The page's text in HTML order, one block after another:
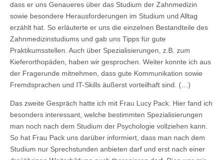
dass er uns Genaueres über das Studium der Zahnmedizin
sowie besondere Herausforderungen im Studium und Alltag
erzählt hat. So erläuterte er uns die einzelnen Bestandteile des
Zahnmedizinstudiums und gab uns Tipps für gute
Praktikumsstellen. Auch über Spezialisierungen, z.B. zum
Kieferorthopäden, haben wir gesprochen. Weiter konnte ich aus
der Fragerunde mitnehmen, dass gute Kommunikation sowie
Fremdsprachen und IT-Skills äußerst vorteilhaft sind. (…)
Das zweite Gespräch hatte ich mit Frau Lucy Pack. Hier fand ich
besonders interessant, welche bestimmten Spezialisierungen
man noch nach dem Studium der Psychologie vollziehen kann.
So hat Frau Pack uns darüber informiert, dass man nach dem
Studium nur Sprechstunden anbieten darf und erst nach einer